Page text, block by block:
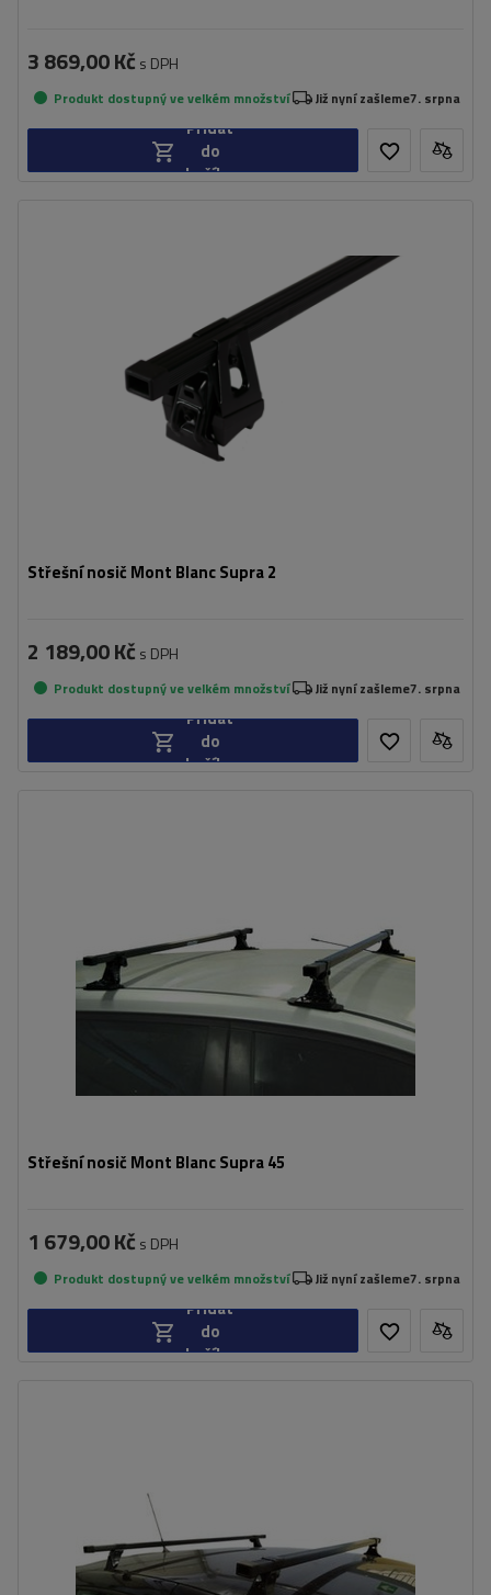
3 869,00 Kč s DPH
Produkt dostupný ve velkém množství Již nyní zašleme7. srpna
Přidat
do
košíku
Střešní nosič Mont Blanc Supra 2
2 189,00 Kč s DPH
Produkt dostupný ve velkém množství Již nyní zašleme7. srpna
Přidat
do
košíku
Střešní nosič Mont Blanc Supra 45
1 679,00 Kč s DPH
Produkt dostupný ve velkém množství Již nyní zašleme7. srpna
Přidat
do
košíku